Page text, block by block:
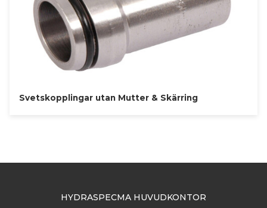
Svetskopplingar utan Mutter & Skärring
HYDRASPECMA HUVUDKONTOR